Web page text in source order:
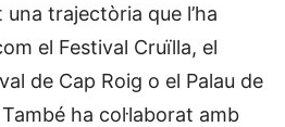
trajectòria que l’ha
el Festival Cruïlla, el
de Cap Roig o el Palau de
ha col·laborat amb